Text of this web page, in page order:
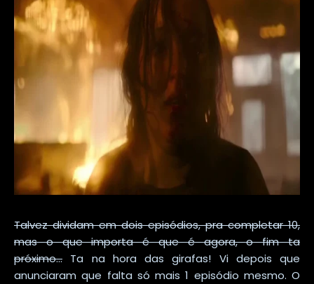
Talvez dividam em dois episódios, pra completar 10,
mas o que importa é que é agora, o fim ta
próximo... Ta na hora das girafas! Vi depois que
anunciaram que falta só mais 1 episódio mesmo. O